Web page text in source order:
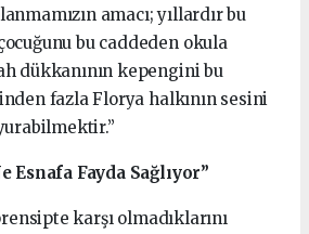
amacı; yıllardır bu
bu caddeden okula
dükkanının kepengini bu
fazla Florya halkının sesini
Esnafa Fayda Sağlıyor”
karşı olmadıklarını